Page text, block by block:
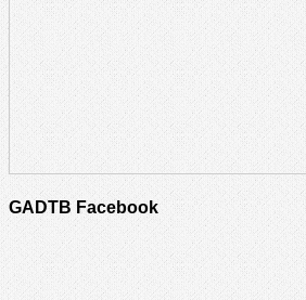
GADTB Facebook